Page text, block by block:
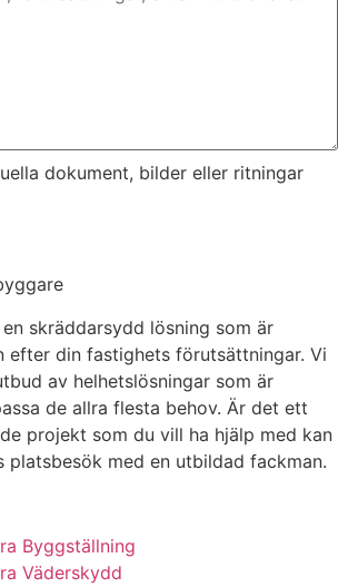
dokument, bilder eller ritningar
skräddarsydd lösning som är
efter din fastighets förutsättningar. Vi
av helhetslösningar som är
de allra flesta behov. Är det ett
projekt som du vill ha hjälp med kan
med en utbildad fackman.
Byggställning
Väderskydd